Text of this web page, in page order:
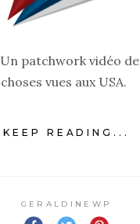
Un patchwork vidéo de
choses vues aux USA.
KEEP READING...
GERALDINEWP